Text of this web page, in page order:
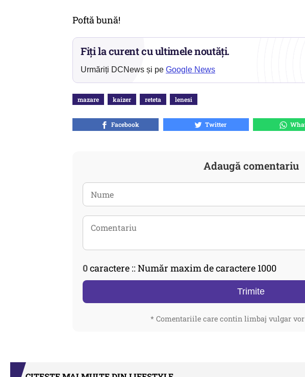
Poftă bună!
Fiți la curent cu ultimele noutăți.
Urmăriți DCNews și pe Google News
mazare kaizer reteta lenesi
Facebook Twitter
Adaugă comentariu
0caractere :: Număr maxim de caractere 1000
Trimite
* Comentariile care contin limbaj vulgar vor